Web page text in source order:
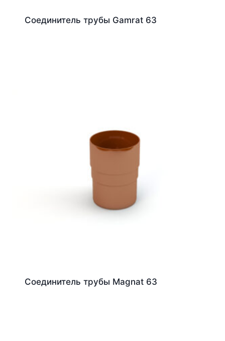
Соединитель трубы Gamrat 63
Соединитель трубы Magnat 63